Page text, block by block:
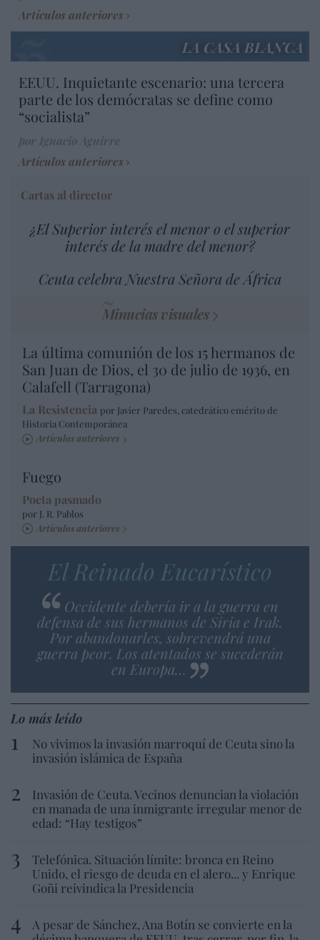
Artículos anteriores
LA CASA BLANCA
EEUU. Inquietante escenario: una tercera
parte de los demócratas se define como
“socialista”
Artículos anteriores
Cartas al director
¿El Superior interés el menor o el superior
interés de la madre del menor?
Ceuta celebra Nuestra Señora de África
Minucias visuales
La última comunión de los 15 hermanos de
San Juan de Dios, el 30 de julio de 1936, en
Calafell (Tarragona)
La Resistencia por Javier Paredes, catedrático emérito de
Historia Contemporánea
Artículos anteriores
Fuego
Poeta pasmado
por J. R. Pablos
Artículos anteriores
El Reinado Eucarístico
Occidente debería ir a la guerra en
defensa de sus hermanos de Siria e Irak.
Por abandonarles, sobrevendrá una
guerra peor. Los atentados se sucederán
en Europa…
Lo más leído
No vivimos la invasión marroquí de Ceuta sino la
invasión islámica de España
Invasión de Ceuta. Vecinos denuncian la violación
en manada de una inmigrante irregular menor de
edad: “Hay testigos”
Telefónica. Situación límite: bronca en Reino
Unido, el riesgo de deuda en el alero... y Enrique
Goñi reivindica la Presidencia
A pesar de Sánchez, Ana Botín se convierte en la